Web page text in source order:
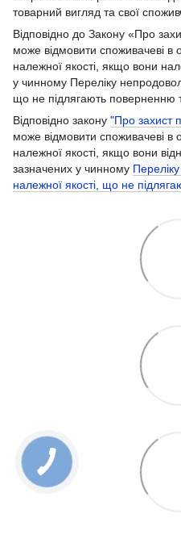
товарний вигляд та свої
Відповідно до Закону «Про
може відмовити споживачеві в
належної якості, якщо вони
у чинному Переліку
що не підлягають поверненню
Відповідно закону "Про захист
може відмовити споживачеві в
належної якості, якщо вони
зазначених у чинному
належної якості, що не